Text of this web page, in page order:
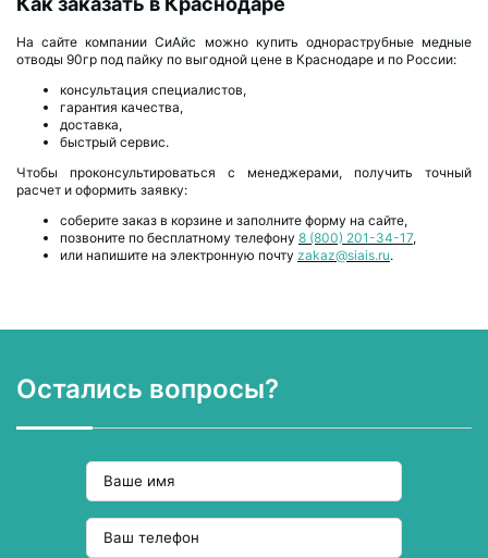
На сайте компании СиАйс можно купить однораструбные медные
отводы 90гр под пайку по выгодной цене в Краснодаре и по России:
консультация специалистов,
гарантия качества,
доставка,
быстрый сервис.
Чтобы проконсультироваться с менеджерами, получить точный
расчет и оформить заявку:
соберите заказ в корзине и заполните форму на сайте,
позвоните по бесплатному телефону 8 (800) 201-34-17,
или напишите на электронную почту zakaz@siais.ru.
Остались вопросы?